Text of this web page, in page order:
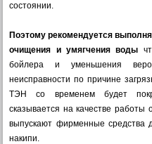
состоянии.
Поэтому рекомендуется
очищения и умягчения воды
бойлера и уменьшения
неисправности по причине
ТЭН со временем будет
сказывается на качестве работы
выпускают фирменные средства
накипи.